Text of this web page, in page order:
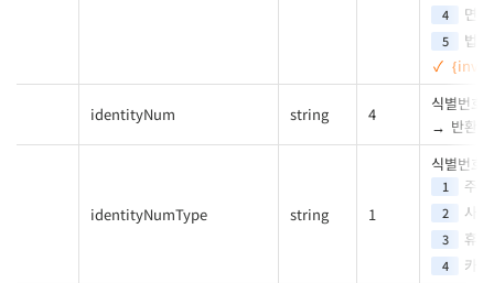
4 면
5
법
identityNum string 4
식별번호
반환
identityNumType string 1
식별번호
1 주
2 사
3 휴
4
카